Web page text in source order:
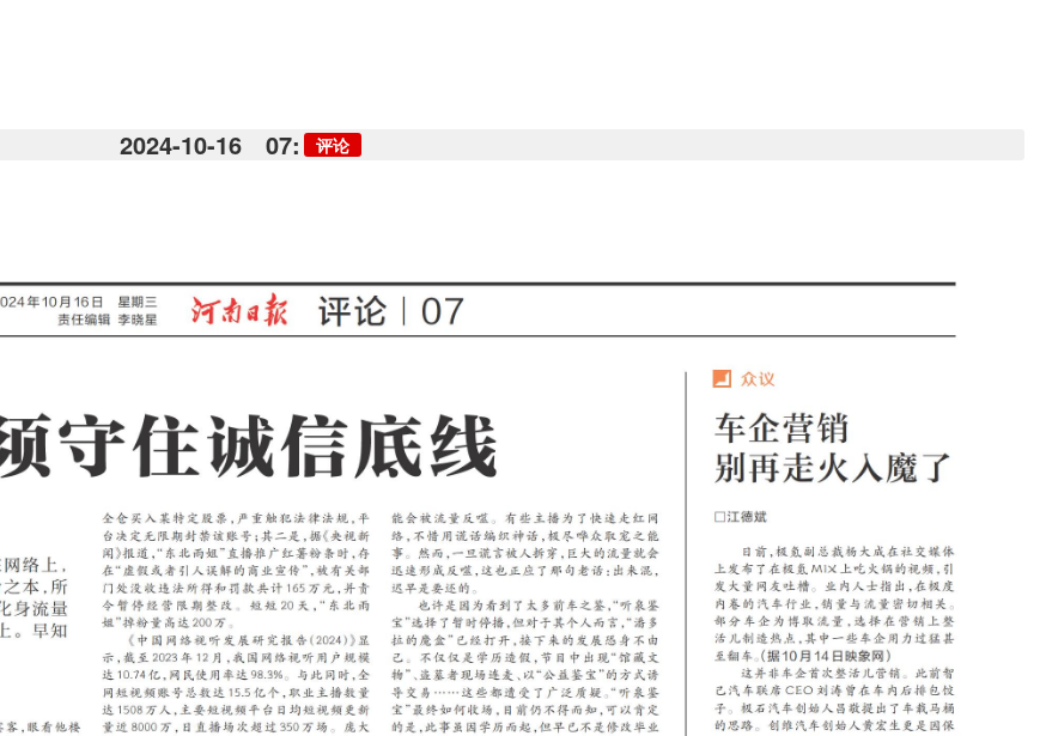
2024-10-16 07: 评论